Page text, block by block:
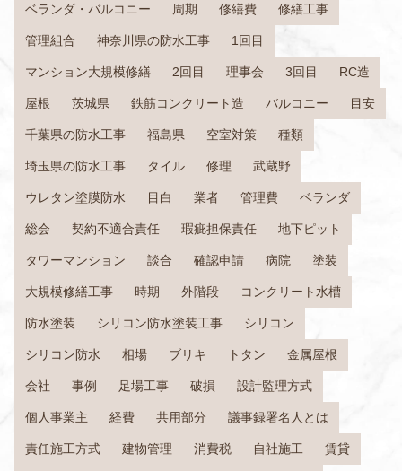
ベランダ・バルコニー 周期 修繕費 修繕工事
管理組合 神奈川県の防水工事 1回目
マンション大規模修繕 2回目 理事会 3回目 RC造
屋根 茨城県 鉄筋コンクリート造 バルコニー 目安
千葉県の防水工事 福島県 空室対策 種類
埼玉県の防水工事 タイル 修理 武蔵野
ウレタン塗膜防水 目白 業者 管理費 ベランダ
総会 契約不適合責任 瑕疵担保責任 地下ピット
タワーマンション 談合 確認申請 病院 塗装
大規模修繕工事 時期 外階段 コンクリート水槽
防水塗装 シリコン防水塗装工事 シリコン
シリコン防水 相場 ブリキ トタン 金属屋根
会社 事例 足場工事 破損 設計監理方式
個人事業主 経費 共用部分 議事録署名人とは
責任施工方式 建物管理 消費税 自社施工 賃貸